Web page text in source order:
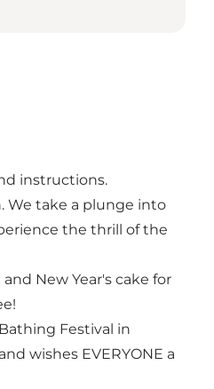
instructions.
We take a plunge into
the thrill of the
and New Year's cake for
Festival in
wishes EVERYONE a